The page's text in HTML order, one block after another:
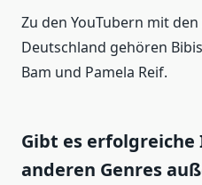
Zu den YouTubern mit
Deutschland gehören
Bam und Pamela Reif.
Gibt es
anderen Genres